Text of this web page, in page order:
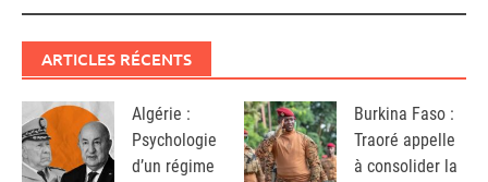
ARTICLES RÉCENTS
Algérie :
Psychologie
d’un régime
Burkina Faso :
Traoré appelle
à consolider la